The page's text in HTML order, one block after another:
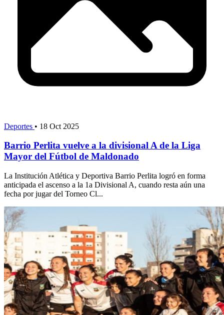
Deportes • 18 Oct 2025
Barrio Perlita vuelve a la divisional A de la Liga
Mayor del Fútbol de Maldonado
La Institución Atlética y Deportiva Barrio Perlita logró en forma
anticipada el ascenso a la 1a Divisional A, cuando resta aún una
fecha por jugar del Torneo Cl...